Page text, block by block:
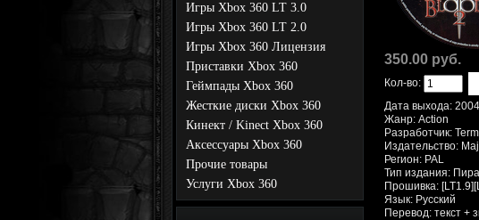
Игры Xbox 360 LT 3.0
Игры Xbox 360 LT 2.0
Игры Xbox 360 Лицензия
Приставки Xbox 360
Геймпады Xbox 360
Жесткие диски Xbox 360
Кинект / Kinect Xbox 360
Аксессуары Xbox 360
Прочие товары
Услуги Xbox 360
350.00 руб.
Кол-во:
Дата выхода:
Жанр: Action
Разработчик:
Издательство:
Регион: PAL
Тип издания:
Прошивка:
Язык: Русский
Перевод: текст +